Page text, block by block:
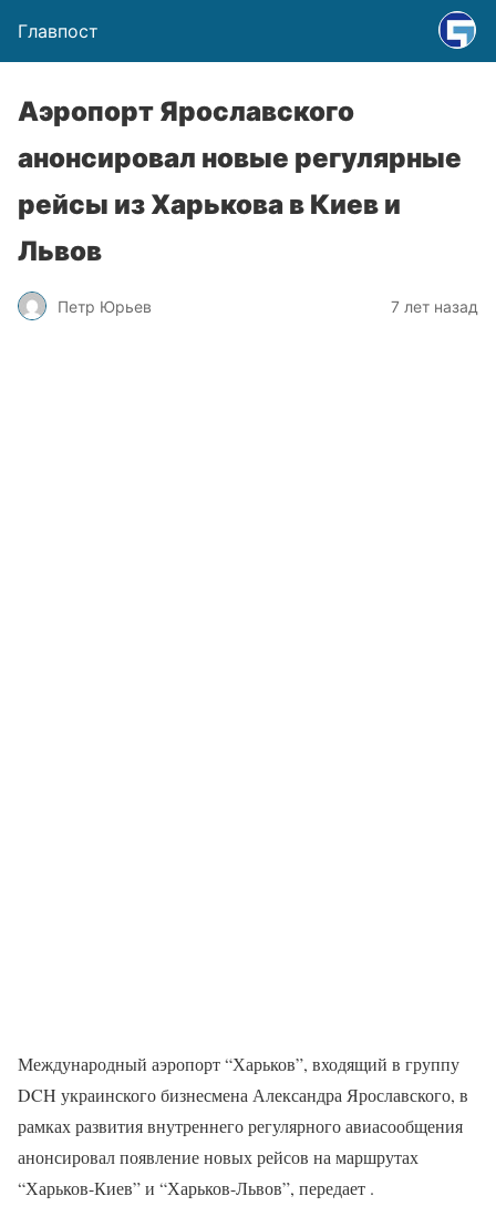
Главпост
Аэропорт Ярославского
анонсировал новые регулярные
рейсы из Харькова в Киев и
Львов
Петр Юрьев 7 лет назад
Международный аэропорт “Харьков”, входящий в группу
DCH украинского бизнесмена Александра Ярославского, в
рамках развития внутреннего регулярного авиасообщения
анонсировал появление новых рейсов на маршрутах
“Харьков-Киев” и “Харьков-Львов”, передает .